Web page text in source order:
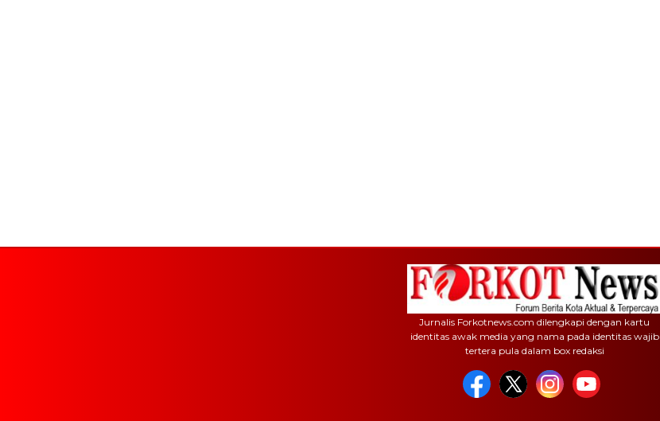
Jurnalis Forkotnews.com dilengkapi dengan kartu
identitas awak media yang nama pada identitas wajib
tertera pula dalam box redaksi